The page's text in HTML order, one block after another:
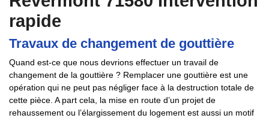
rapide
Travaux de changement de gouttière
Quand est-ce que nous devrions effectuer un travail de
changement de la gouttière ? Remplacer une gouttière est une
opération qui ne peut pas négliger face à la destruction totale de
cette pièce. A part cela, la mise en route d’un projet de
rehaussement ou l’élargissement du logement est aussi un motif